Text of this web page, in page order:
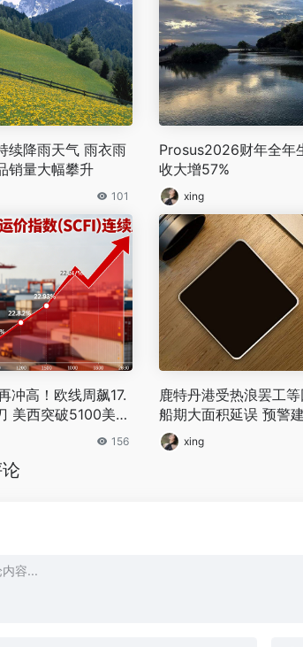
续降雨天气 雨衣雨
销量大幅攀升
101
Prosus2026财年全年
收大增57%
xing
冲高！欧线周飙17.
美西突破5100美
156
鹿特丹港受热浪罢工
船期大面积延误 预警
冲期 xing